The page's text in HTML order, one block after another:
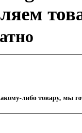
либо товару, мы